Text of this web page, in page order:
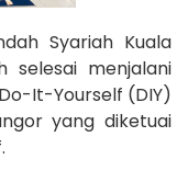
Syariah Kuala
selesai menjalani
It-Yourself (DIY)
yang diketuai